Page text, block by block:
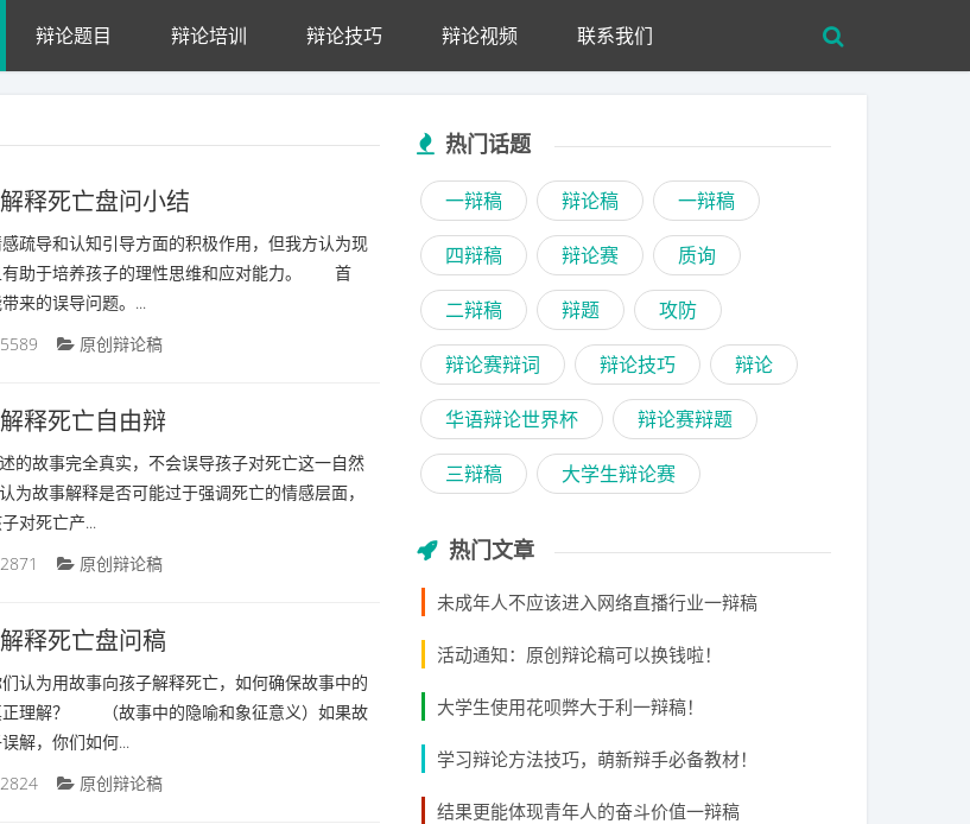
辩论题目 辩论培训 辩论技巧 辩论视频 联系我们
释死亡盘问小结
导和认知引导方面的积极作用，但我方认为现
有助于培养孩子的理性思维和应对能力。 首
来的误导问题。...
原创辩论稿
释死亡自由辩
故事完全真实，不会误导孩子对死亡这一自然
故事解释是否可能过于强调死亡的情感层面，
对死亡产...
原创辩论稿
释死亡盘问稿
用故事向孩子解释死亡，如何确保故事中的
正理解？ （故事中的隐喻和象征意义）如果故
解，你们如何...
原创辩论稿
热门话题
一辩稿 辩论稿 一辩稿
四辩稿 辩论赛 质询
二辩稿 辩题 攻防
辩论赛辩词 辩论技巧 辩论
华语辩论世界杯 辩论赛辩题
三辩稿 大学生辩论赛
热门文章
未成年人不应该进入网络直播行业一辩稿
活动通知：原创辩论稿可以换钱啦！
大学生使用花呗弊大于利一辩稿！
学习辩论方法技巧，萌新辩手必备教材！
结果更能体现青年人的奋斗价值一辩稿